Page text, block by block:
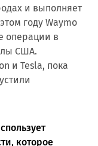
и выполняет
году Waymo
операции в
США.
и Tesla, пока
которое